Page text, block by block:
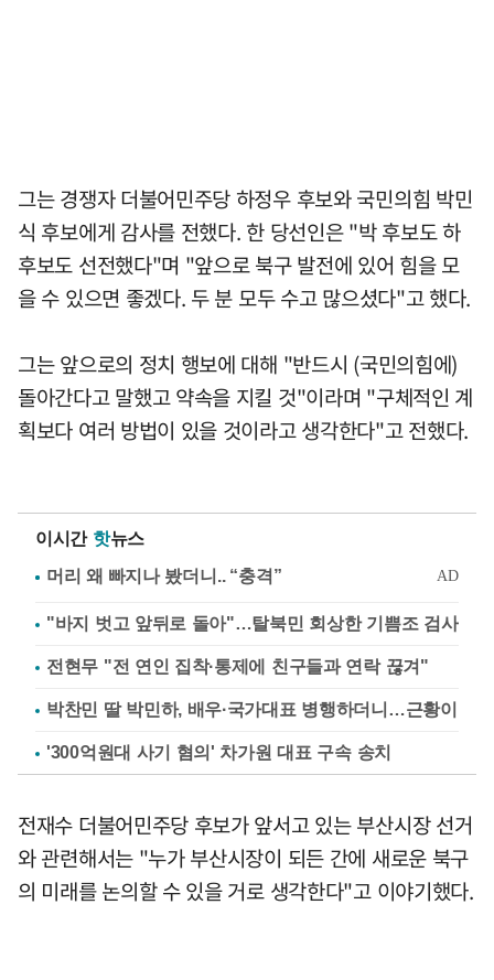
그는 경쟁자 더불어민주당 하정우 후보와 국민의힘 박민
식 후보에게 감사를 전했다. 한 당선인은 "박 후보도 하
후보도 선전했다"며 "앞으로 북구 발전에 있어 힘을 모
을 수 있으면 좋겠다. 두 분 모두 수고 많으셨다"고 했다.
그는 앞으로의 정치 행보에 대해 "반드시 (국민의힘에)
돌아간다고 말했고 약속을 지킬 것"이라며 "구체적인 계
획보다 여러 방법이 있을 것이라고 생각한다"고 전했다.
이시간 핫뉴스
"바지 벗고 앞뒤로 돌아"…탈북민 회상한 기쁨조 검사
전현무 "전 연인 집착·통제에 친구들과 연락 끊겨"
박찬민 딸 박민하, 배우·국가대표 병행하더니…근황이
'300억원대 사기 혐의' 차가원 대표 구속 송치
전재수 더불어민주당 후보가 앞서고 있는 부산시장 선거
와 관련해서는 "누가 부산시장이 되든 간에 새로운 북구
의 미래를 논의할 수 있을 거로 생각한다"고 이야기했다.